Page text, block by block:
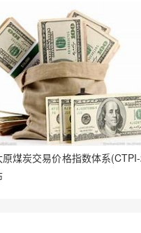
原煤炭交易价格指数体系